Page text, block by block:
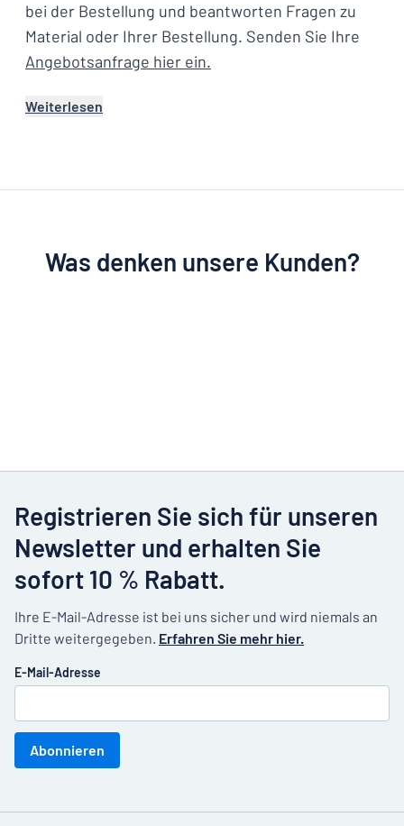
bei der Bestellung und beantworten Fragen zu
Material oder Ihrer Bestellung. Senden Sie Ihre
Angebotsanfrage hier ein.
Weiterlesen
Was denken unsere Kunden?
Registrieren Sie sich für unseren
Newsletter und erhalten Sie
sofort 10 % Rabatt.
Ihre E-Mail-Adresse ist bei uns sicher und wird niemals an
Dritte weitergegeben. Erfahren Sie mehr hier.
E-Mail-Adresse
Abonnieren